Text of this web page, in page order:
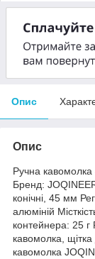
Опис
Опис
Ручна
Бренд:
конічні, 45 мм
алюміній
контейнера: 25
кавомолка,
кавомолка